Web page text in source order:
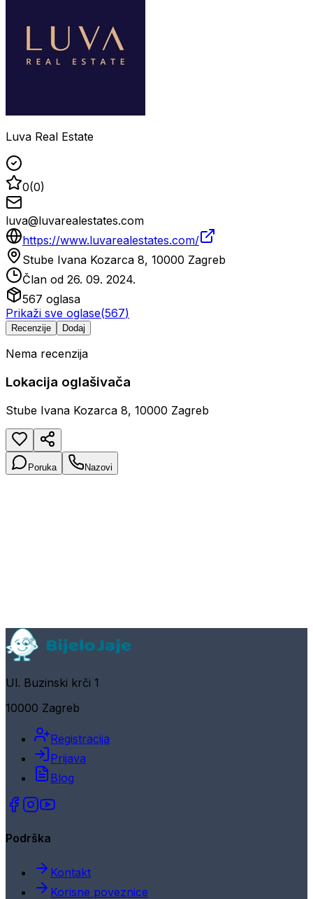
Luva Real Estate
0(0)
luva@luvarealestates.com
https://www.luvarealestates.com/
Stube Ivana Kozarca 8, 10000 Zagreb
Član od 26. 09. 2024.
567 oglasa
Prikaži sve oglase(567)
Recenzije Dodaj
Nema recenzija
Lokacija oglašivača
Stube Ivana Kozarca 8, 10000 Zagreb
Poruka Nazovi
Ul. Buzinski krči 1
10000 Zagreb
Registracija
Prijava
Blog
Podrška
Kontakt
Korisne poveznice